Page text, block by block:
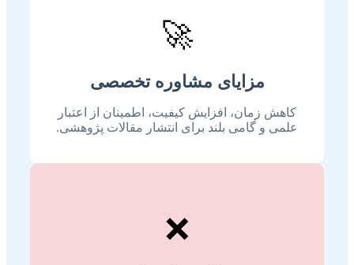
🚀
مزایای مشاوره تخصصی
کاهش زمان، افزایش کیفیت، اطمینان از اعتبار
علمی و گامی بلند برای انتشار مقالات پژوهشی.
❌